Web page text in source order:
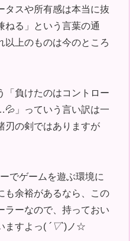
タスや所有感は本当に抜
ねる」という言葉の通
以上のものは今のところ
「負けたのはコントロー
」っていう言い訳は一
刃の剣ではありますが
でゲームを遊ぶ環境に
も余裕があるなら、この
ラーなので、持っておい
ますよっ( ´▽`)ノ☆